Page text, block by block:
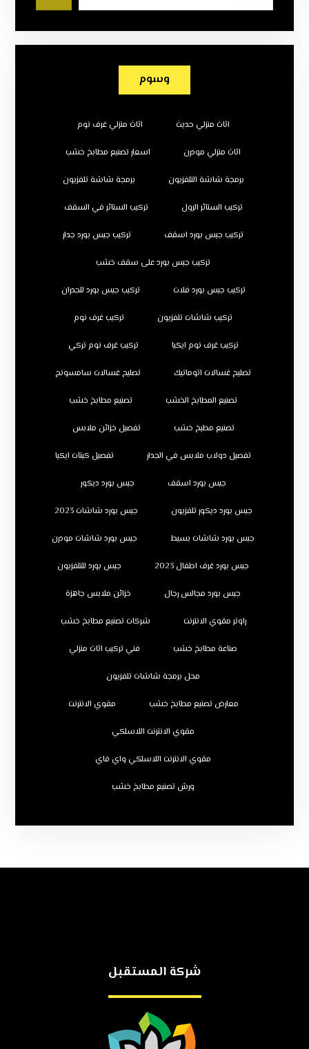
وسوم
اثاث منزلي حديث اثاث منزلي غرف نوم
اثاث منزلي مودرن اسعار تصنيع مطابخ خشب
برمجة شاشة التلفزيون برمجة شاشة تلفزيون
تركيب الستائر الرول تركيب الستائر في السقف
تركيب جبس بورد اسقف تركيب جبس بورد جدار
تركيب جبس بورد على سقف خشب
تركيب جبس بورد فلات تركيب جبس بورد للجدران
تركيب شاشات تلفزيون تركيب غرف نوم
تركيب غرف نوم ايكيا تركيب غرف نوم تركي
تصليح غسالات اتوماتيك تصليح غسالات سامسونج
تصنيع المطابخ الخشب تصنيع مطابخ خشب
تصنيع مطبخ خشب تفصيل خزائن ملابس
تفصيل دولاب ملابس في الجدار تفصيل كبتات ايكيا
جبس بورد اسقف جبس بورد ديكور
جبس بورد ديكور تلفزيون جبس بورد شاشات 2023
جبس بورد شاشات بسيط جبس بورد شاشات مودرن
جبس بورد غرف اطفال 2023 جبس بورد للتلفزيون
جبس بورد مجالس رجال خزائن ملابس جاهزة
راوتر مقوي الانترنت شركات تصنيع مطابخ خشب
صناعة مطابخ خشب فني تركيب اثاث منزلي
محل برمجة شاشات تلفزيون
معارض تصنيع مطابخ خشب مقوي الانترنت
مقوي الانترنت اللاسلكي
مقوي الانترنت اللاسلكي واي فاي
ورش تصنيع مطابخ خشب
شركة المستقبل